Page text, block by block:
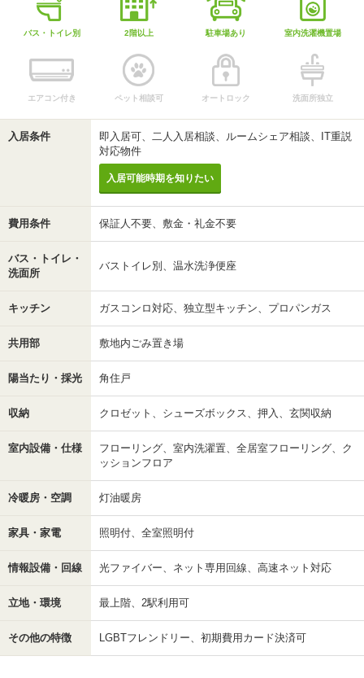
バス・トイレ別 2階以上 駐車場あり 室内洗濯機置場
エアコン付き ペット相談可 オートロック 洗面所独立
入居条件
即入居可、二人入居相談、ルームシェア相談、IT重説
対応物件
入居可能時期を知りたい
費用条件 保証人不要、敷金・礼金不要
バス・トイレ・
洗面所
バストイレ別、温水洗浄便座
キッチン ガスコンロ対応、独立型キッチン、プロパンガス
共用部 敷地内ごみ置き場
陽当たり・採光 角住戸
収納 クロゼット、シューズボックス、押入、玄関収納
室内設備・仕様
フローリング、室内洗濯置、全居室フローリング、ク
ッションフロア
冷暖房・空調 灯油暖房
家具・家電 照明付、全室照明付
情報設備・回線 光ファイバー、ネット専用回線、高速ネット対応
立地・環境 最上階、2駅利用可
その他の特徴 LGBTフレンドリー、初期費用カード決済可